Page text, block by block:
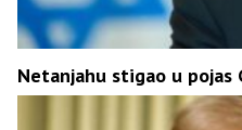
Netanjahu stigao u pojas